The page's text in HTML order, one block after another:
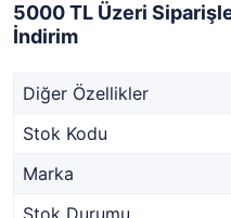
5000 TL Üzeri
İndirim
Diğer Özellikler
Stok Kodu
Marka
Stok Durumu